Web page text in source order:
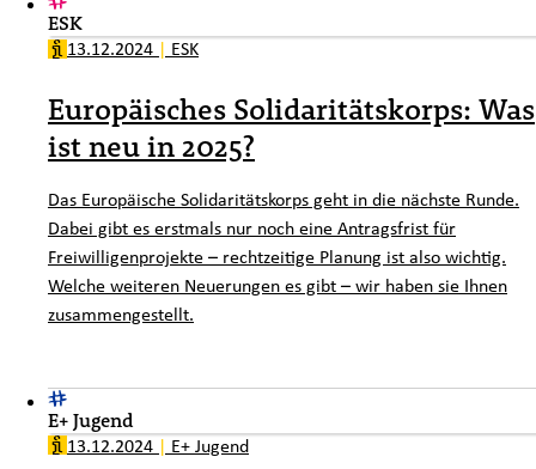
ESK
13.12.2024 | ESK
Europäisches Solidaritätskorps: Was
ist neu in 2025?
Das Europäische Solidaritätskorps geht in die nächste Runde.
Dabei gibt es erstmals nur noch eine Antragsfrist für
Freiwilligenprojekte – rechtzeitige Planung ist also wichtig.
Welche weiteren Neuerungen es gibt – wir haben sie Ihnen
zusammengestellt.
E+ Jugend
13.12.2024 | E+ Jugend